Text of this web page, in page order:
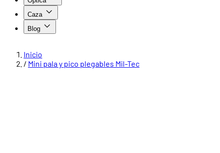
Caza
Blog
Inicio
/ Mini pala y pico plegables Mil-Tec